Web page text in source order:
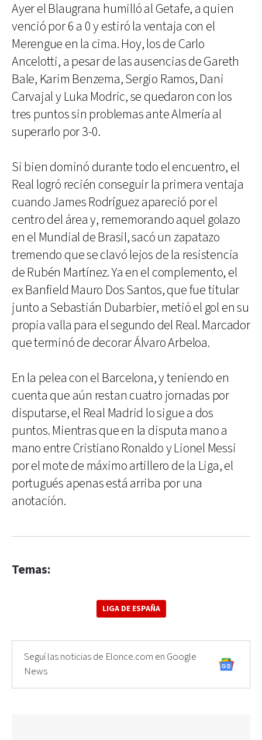
Ayer el Blaugrana humilló al Getafe, a quien
venció por 6 a 0 y estiró la ventaja con el
Merengue en la cima. Hoy, los de Carlo
Ancelotti, a pesar de las ausencias de Gareth
Bale, Karim Benzema, Sergio Ramos, Dani
Carvajal y Luka Modric, se quedaron con los
tres puntos sin problemas ante Almería al
superarlo por 3-0.
Si bien dominó durante todo el encuentro, el
Real logró recién conseguir la primera ventaja
cuando James Rodríguez apareció por el
centro del área y, rememorando aquel golazo
en el Mundial de Brasil, sacó un zapatazo
tremendo que se clavó lejos de la resistencia
de Rubén Martínez. Ya en el complemento, el
ex Banfield Mauro Dos Santos, que fue titular
junto a Sebastián Dubarbier, metió el gol en su
propia valla para el segundo del Real. Marcador
que terminó de decorar Álvaro Arbeloa.
En la pelea con el Barcelona, y teniendo en
cuenta que aún restan cuatro jornadas por
disputarse, el Real Madrid lo sigue a dos
puntos. Mientras que en la disputa mano a
mano entre Cristiano Ronaldo y Lionel Messi
por el mote de máximo artillero de la Liga, el
portugués apenas está arriba por una
anotación.
Temas:
LIGA DE ESPAÑA
Seguí las noticias de Elonce.com en Google
News